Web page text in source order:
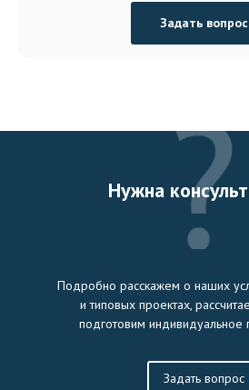
Задать вопрос
Нужна
Подробно расскажем о наших
и типовых проектах,
подготовим
Задать вопрос